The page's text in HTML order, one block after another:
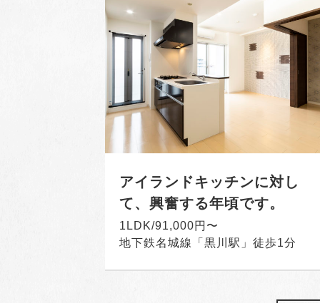
アイランドキッチンに対し
て、興奮する年頃です。
1LDK/91,000円〜
地下鉄名城線「黒川駅」徒歩1分